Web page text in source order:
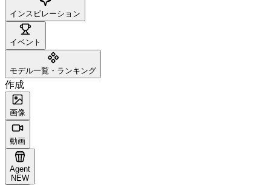
インスピレーション
イベント
モデル一覧・ランキング
作成
画像
動画
Agent
NEW